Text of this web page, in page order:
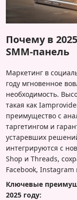
Почему в
SMM-панель
Маркетинг в
году мгновенное
необходимость.
такая как
преимущество с
таргетингом и
устаревших
интегрируются с
Shop и Threads,
Facebook, Instagram
Ключевые
2025 году: